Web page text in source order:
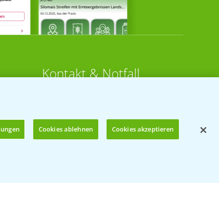
Kontakt & Notfall
KONTAKT
T.+49 (0)214/30-20220
Cookies ablehnen Cookies akzeptieren